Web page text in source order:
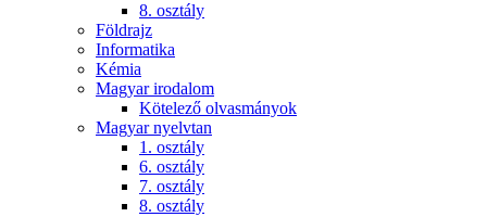
8. osztály
Földrajz
Informatika
Kémia
Magyar irodalom
Kötelező olvasmányok
Magyar nyelvtan
1. osztály
6. osztály
7. osztály
8. osztály